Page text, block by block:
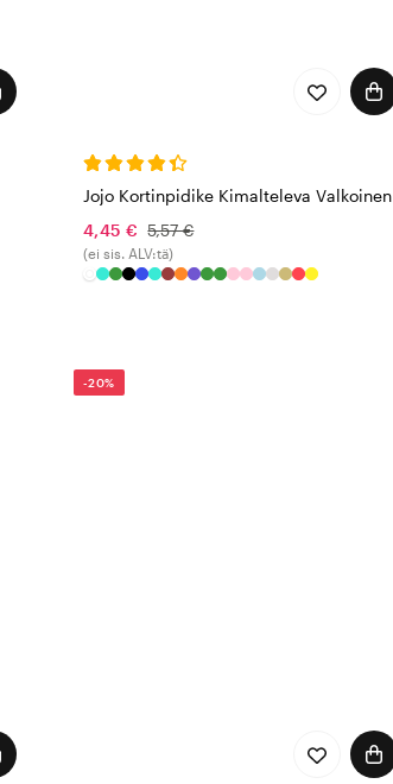
Jojo Kortinpidike Kimalteleva Valkoinen
4,45 € 5,57 €
(ei sis. ALV:tä)
-20%